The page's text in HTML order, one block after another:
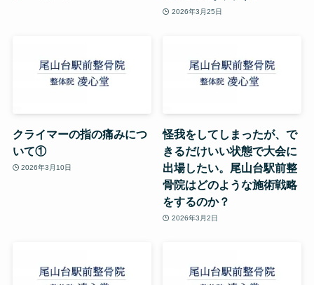
2026年3月25日
クライマーの指の痛みにつ
いて①
2026年3月10日
怪我をしてしまったが、で
きるだけいい状態で大会に
出場したい。尾山台駅前整
骨院はどのような施術戦略
をするのか？
2026年3月2日